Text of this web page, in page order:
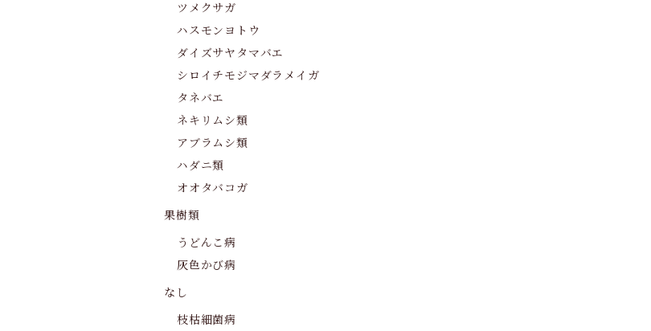
ツメクサガ
ハスモンヨトウ
ダイズサヤタマバエ
シロイチモジマダラメイガ
タネバエ
ネキリムシ類
アブラムシ類
ハダニ類
オオタバコガ
果樹類
うどんこ病
灰色かび病
なし
枝枯細菌病